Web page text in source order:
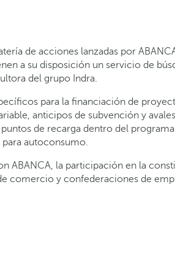
de acciones lanzadas por
a su disposición un servicio de
del grupo Indra.
para la financiación de
anticipos de subvención y
de recarga dentro del
autoconsumo.
ABANCA, la participación en la
comercio y confederaciones de